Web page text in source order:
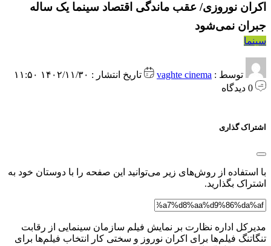
اکران‌ نوروزی/ عقب ماندگی اقتصاد سینما یک ساله
جبران نمی‌شود
سینما
توسط : vaghte cinema
تاریخ انتشار : ۱۴۰۲/۱۱/۳۰ ۱۱:۵۰
اشتراک گذاری
با استفاده از روش‌های زیر می‌توانید این صفحه را با دوستان خود به
اشتراک بگذارید.
مدیرکل اداره نظارت بر نمایش فیلم سازمان سینمایی از رقابت
تنگاتنگ فیلم‌ها برای اکران‌ نوروز و سختی کار انتخاب فیلم‌ها برای